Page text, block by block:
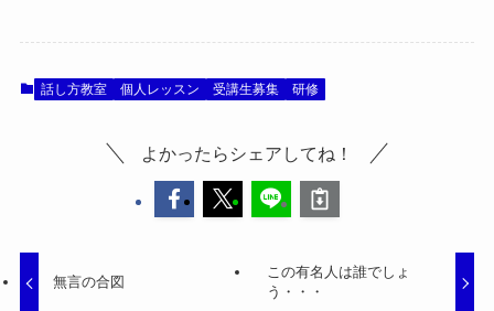
話し方教室 個人レッスン 受講生募集 研修
よかったらシェアしてね！
無言の合図
この有名人は誰でしょ
う・・・